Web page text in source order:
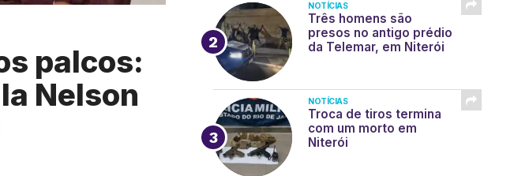
palcos:
Nelson
NOTÍCIAS
Três homens são
presos no antigo prédio
da Telemar, em Niterói
NOTÍCIAS
Troca de tiros termina
com um morto em
Niterói